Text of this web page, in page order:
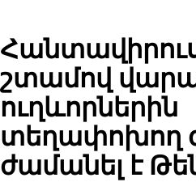
շտամով
ուղևորներին
տեղափոխող
ժամանել է